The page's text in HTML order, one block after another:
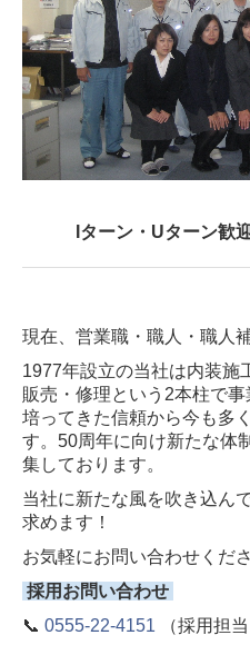
採用情報-新卒-（営業職）
採用情報-新卒-（内装仕上げ工
社長メッセージ
アクセス
Iターン・Uターン歓
現在、営業職・職人・職人
1977年設立の当社は内装施
販売・修理という2本柱で
培ってきた信頼から今も多
す。50周年に向け新たな体
集しております。
当社に新たな風を吹き込ん
求めます！
お気軽にお問い合わせくだ
採用お問い合わせ
📞 0555-22-4151 （採用担